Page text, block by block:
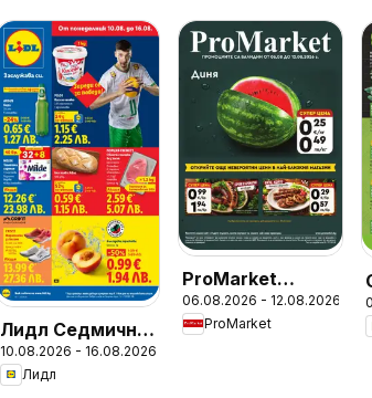
Лидл Седмична
брошура
10.08.2026 - 16.08.2026
Лидл
ProMarket
брошура
06.08.2026 - 12.08.2026
ProMarket